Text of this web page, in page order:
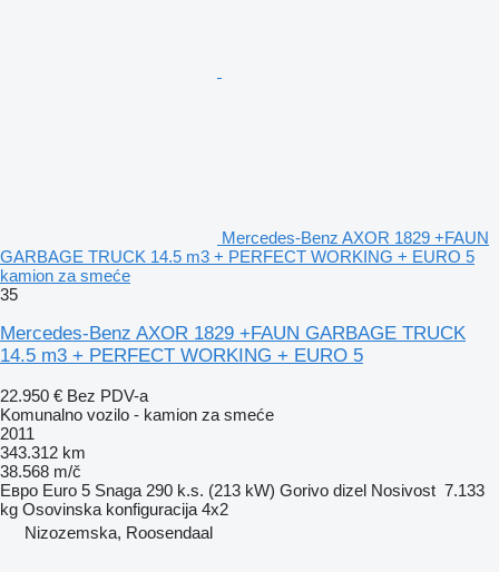
Mercedes-Benz AXOR 1829 +FAUN
GARBAGE TRUCK 14.5 m3 + PERFECT WORKING + EURO 5
kamion za smeće
35
Mercedes-Benz AXOR 1829 +FAUN GARBAGE TRUCK
14.5 m3 + PERFECT WORKING + EURO 5
22.950 € Bez PDV-a
Komunalno vozilo - kamion za smeće
2011
343.312 km
38.568 m/č
Евро Euro 5 Snaga 290 k.s. (213 kW) Gorivo dizel Nosivost 7.133
kg Osovinska konfiguracija 4x2
Nizozemska, Roosendaal